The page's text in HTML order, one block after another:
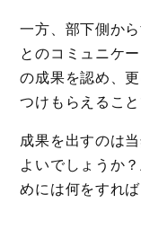
一方、部下側か
とのコミュニケ
の成果を認め、
つけもらえるこ
成果を出すのは
よいでしょうか
めには何をすれ